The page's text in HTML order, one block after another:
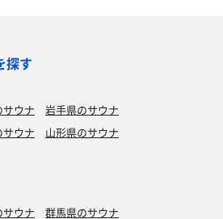
探す
サウナ
岩手県のサウナ
ウナ
山形県のサウナ
ウナ
群馬県のサウナ